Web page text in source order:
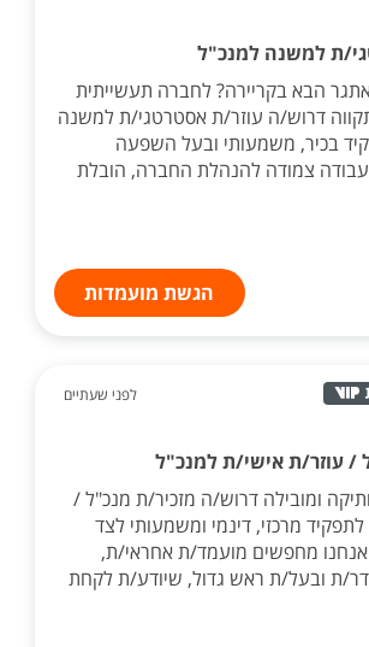
ת למשנה למנכ"ל
הבא בקריירה? לחברה תעשייתית
דרוש/ה עוזר/ת אסטרטגי/ת למשנה
בכיר, משמעותי ובעל השפעה
עבודה צמודה להנהלת החברה, הובלת
הגשת מועמדות
לפני שעתיים
/ עוזר/ת אישי/ת למנכ"ל
ומובילה דרוש/ה מזכיר/ת מנכ"ל /
מרכזי, דינמי ומשמעותי לצד
מחפשים מועמד/ת אחראי/ת,
ת ובעל/ת ראש גדול, שיודע/ת לקחת